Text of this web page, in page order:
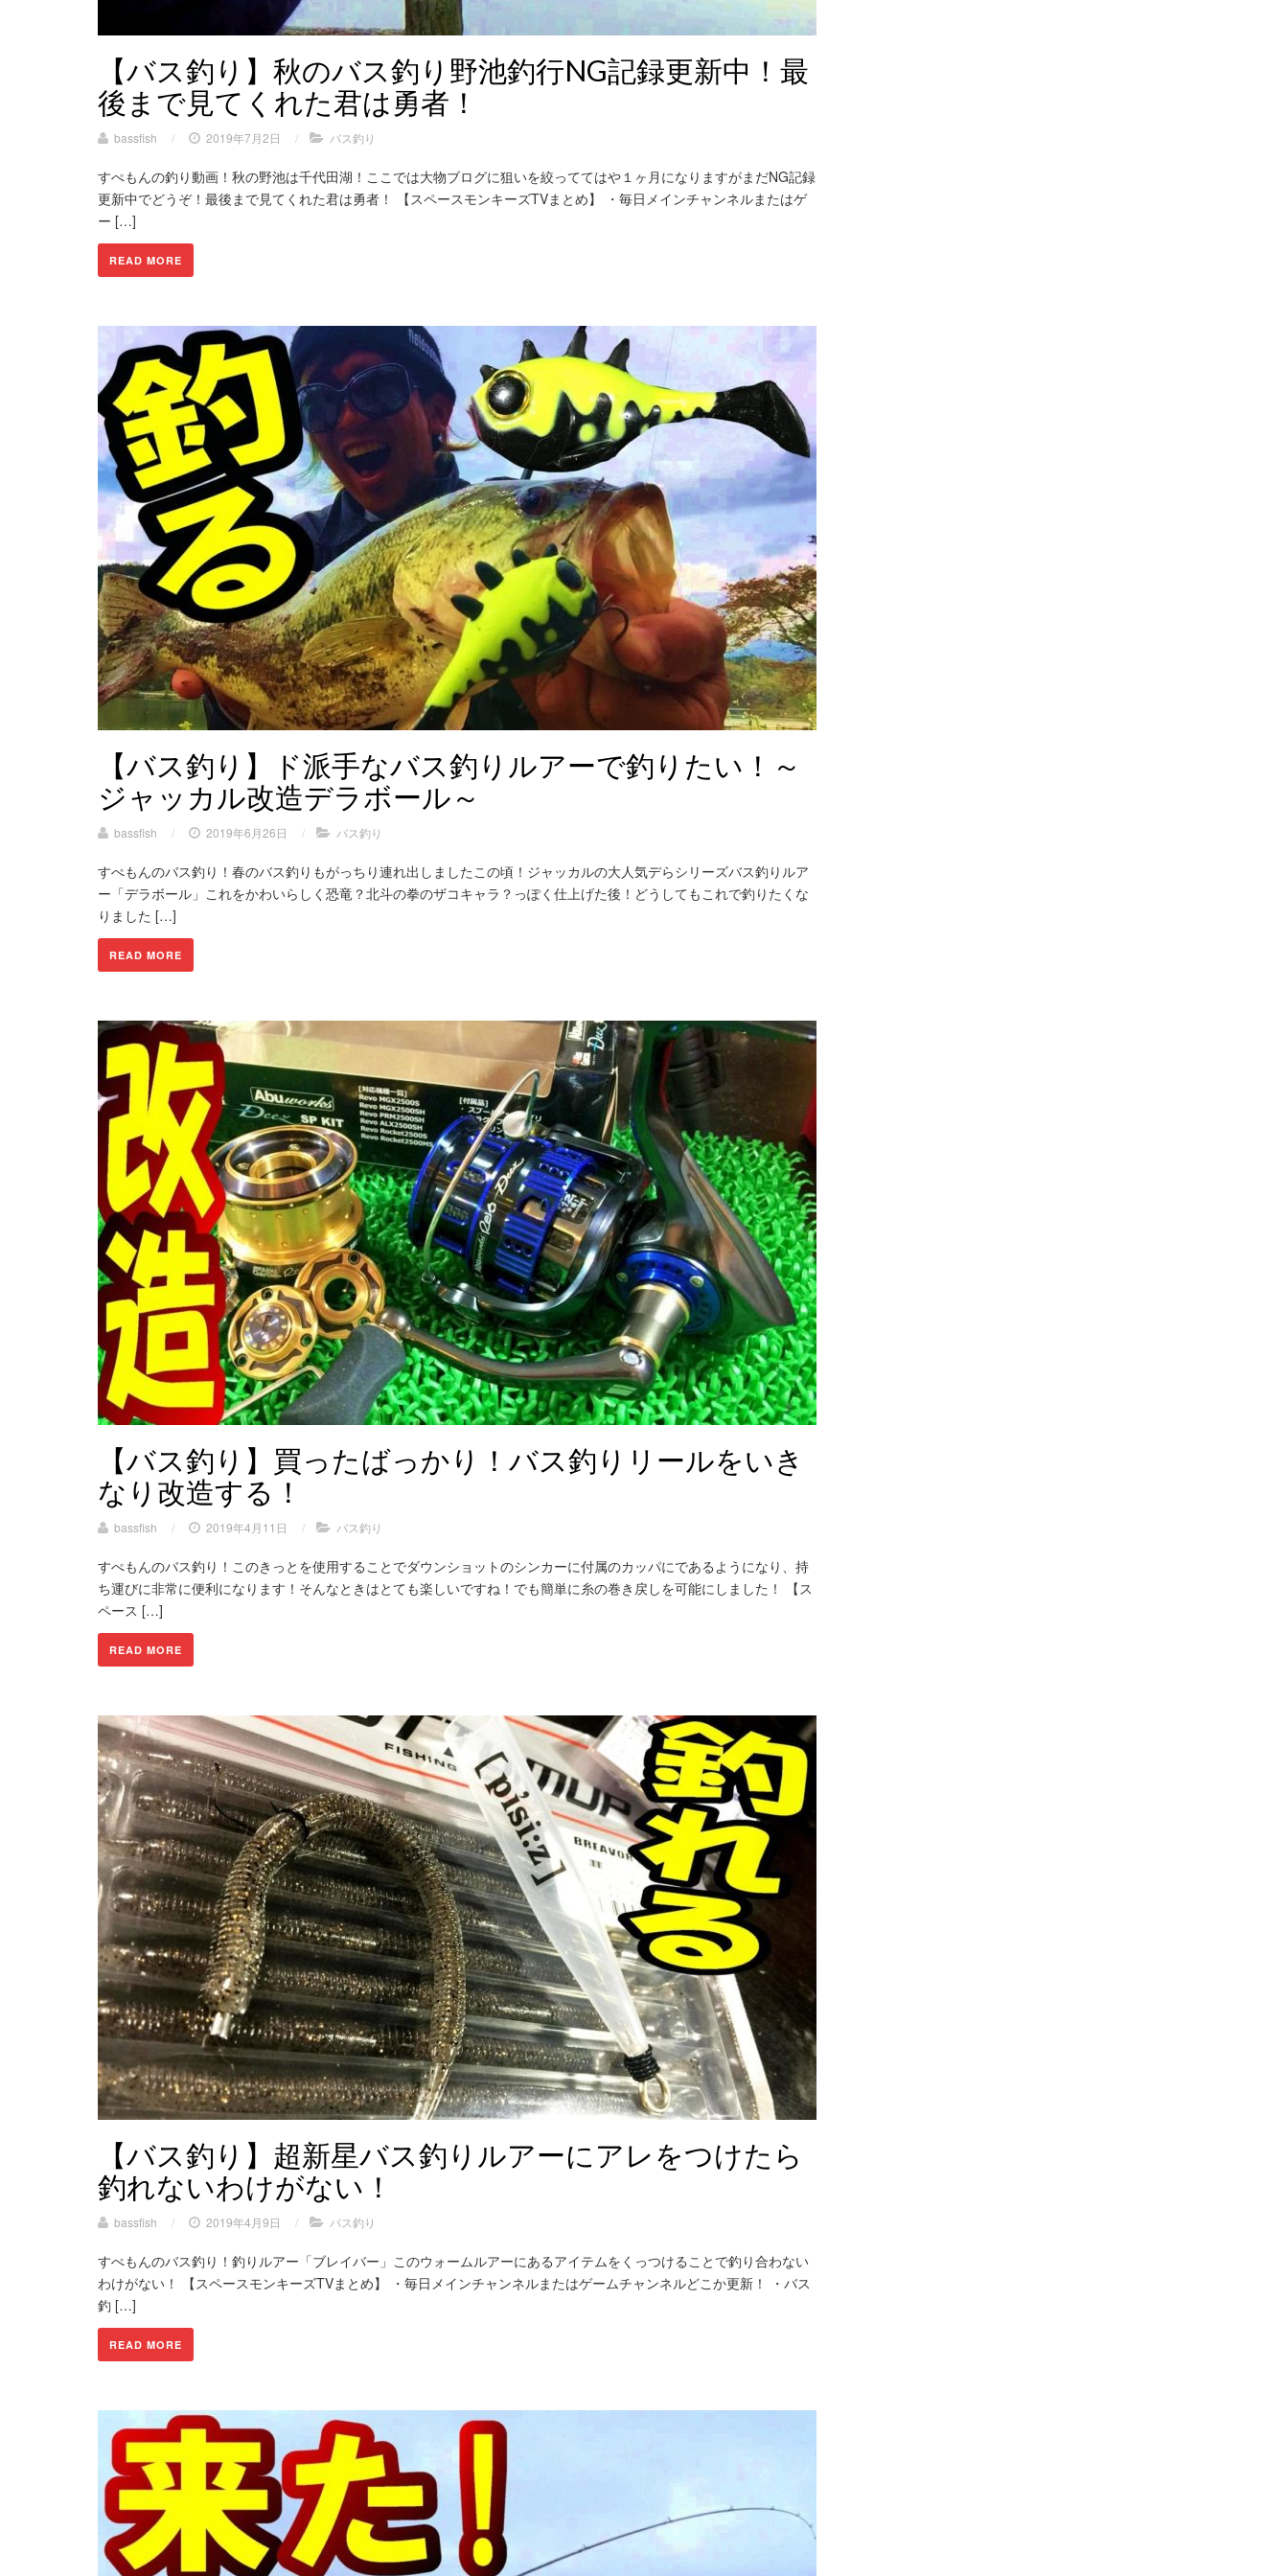
【バス釣り】秋のバス釣り野池釣行NG記録更新中！最
後まで見てくれた君は勇者！
bassfish / 2019年7月2日 / バス釣り
すぺもんの釣り動画！秋の野池は千代田湖！ここでは大物ブログに狙いを絞っててはや１ヶ月になりますがまだNG記録
更新中でどうぞ！最後まで見てくれた君は勇者！ 【スペースモンキーズTVまとめ】 ・毎日メインチャンネルまたはゲ
ー […]
READ MORE
【バス釣り】ド派手なバス釣りルアーで釣りたい！～
ジャッカル改造デラボール～
bassfish / 2019年6月26日 / バス釣り
すぺもんのバス釣り！春のバス釣りもがっちり連れ出しましたこの頃！ジャッカルの大人気デらシリーズバス釣りルア
ー「デラボール」これをかわいらしく恐竜？北斗の拳のザコキャラ？っぽく仕上げた後！どうしてもこれで釣りたくな
りました […]
READ MORE
【バス釣り】買ったばっかり！バス釣りリールをいき
なり改造する！
bassfish / 2019年4月11日 / バス釣り
すぺもんのバス釣り！このきっとを使用することでダウンショットのシンカーに付属のカッパにであるようになり、持
ち運びに非常に便利になります！そんなときはとても楽しいですね！でも簡単に糸の巻き戻しを可能にしました！ 【ス
ペース […]
READ MORE
【バス釣り】超新星バス釣りルアーにアレをつけたら
釣れないわけがない！
bassfish / 2019年4月9日 / バス釣り
すぺもんのバス釣り！釣りルアー「ブレイバー」このウォームルアーにあるアイテムをくっつけることで釣り合わない
わけがない！ 【スペースモンキーズTVまとめ】 ・毎日メインチャンネルまたはゲームチャンネルどこか更新！ ・バス
釣 […]
READ MORE